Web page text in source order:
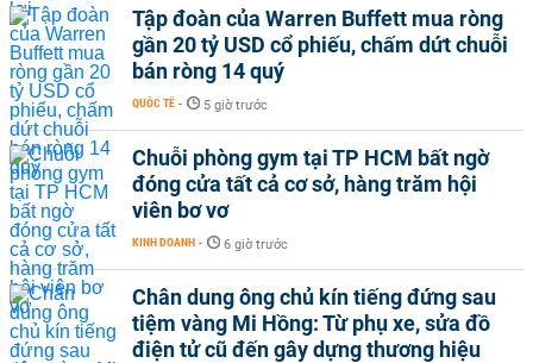
Tập đoàn của Warren Buffett mua ròng
gần 20 tỷ USD cổ phiếu, chấm dứt chuỗi
bán ròng 14 quý
QUỐC TẾ - 5 giờ trước
Chuỗi phòng gym tại TP HCM bất ngờ
đóng cửa tất cả cơ sở, hàng trăm hội
viên bơ vơ
KINH DOANH - 6 giờ trước
Chân dung ông chủ kín tiếng đứng sau
tiệm vàng Mi Hồng: Từ phụ xe, sửa đồ
điện tử cũ đến gây dựng thương hiệu